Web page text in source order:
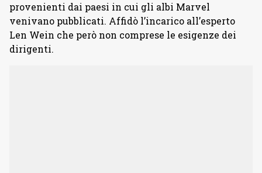
provenienti dai paesi in cui gli albi Marvel
venivano pubblicati. Affidò l’incarico all’esperto
Len Wein che però non comprese le esigenze dei
dirigenti.